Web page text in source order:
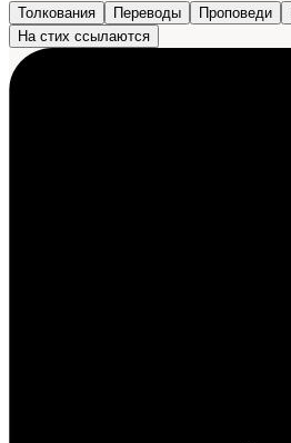
Толкования Переводы Проповеди
На стих ссылаются